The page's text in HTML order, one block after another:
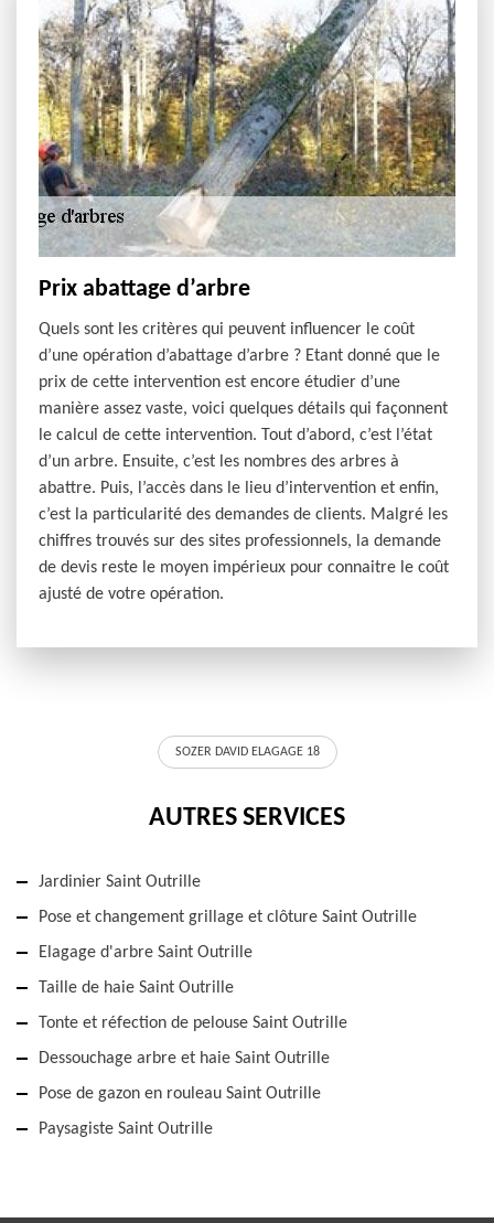
Prix abattage d’arbre
Quels sont les critères qui peuvent influencer le coût
d’une opération d’abattage d’arbre ? Etant donné que le
prix de cette intervention est encore étudier d’une
manière assez vaste, voici quelques détails qui façonnent
le calcul de cette intervention. Tout d’abord, c’est l’état
d’un arbre. Ensuite, c’est les nombres des arbres à
abattre. Puis, l’accès dans le lieu d’intervention et enfin,
c’est la particularité des demandes de clients. Malgré les
chiffres trouvés sur des sites professionnels, la demande
de devis reste le moyen impérieux pour connaitre le coût
ajusté de votre opération.
SOZER DAVID ELAGAGE 18
AUTRES SERVICES
Jardinier Saint Outrille
Pose et changement grillage et clôture Saint Outrille
Elagage d'arbre Saint Outrille
Taille de haie Saint Outrille
Tonte et réfection de pelouse Saint Outrille
Dessouchage arbre et haie Saint Outrille
Pose de gazon en rouleau Saint Outrille
Paysagiste Saint Outrille